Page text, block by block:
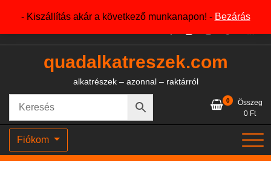
- Kiszállítás akár a következő munkanapon! - Bezárás
+36204327386
quadalkatreszek.com
alkatrészek – azonnal – raktárról
0
Összeg
0 Ft
Fiókom